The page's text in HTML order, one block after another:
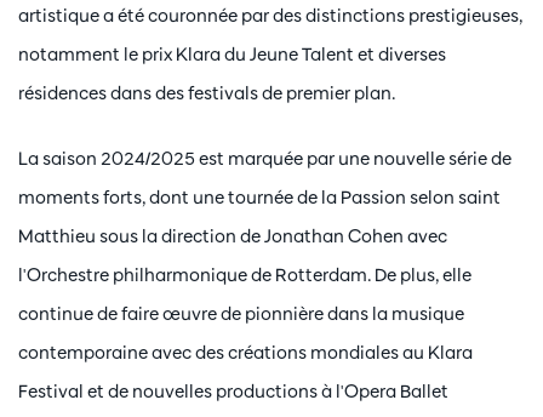
artistique a été couronnée par des distinctions prestigieuses,
notamment le prix Klara du Jeune Talent et diverses
résidences dans des festivals de premier plan.
La saison 2024/2025 est marquée par une nouvelle série de
moments forts, dont une tournée de la Passion selon saint
Matthieu sous la direction de Jonathan Cohen avec
l'Orchestre philharmonique de Rotterdam. De plus, elle
continue de faire œuvre de pionnière dans la musique
contemporaine avec des créations mondiales au Klara
Festival et de nouvelles productions à l'Opera Ballet